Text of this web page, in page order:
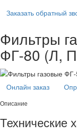
Заказать обратный
Фильтры
ФГ-80 (Л,
Онлайн заказ
Описание
Технические